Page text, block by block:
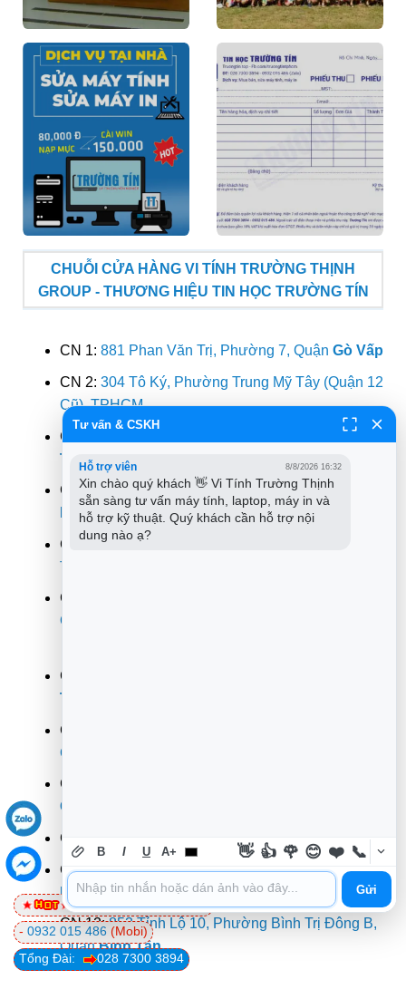
CHUỖI CỬA HÀNG VI TÍNH TRƯỜNG THỊNH
GROUP - THƯƠNG HIỆU TIN HỌC TRƯỜNG TÍN
CN 1: 881 Phan Văn Trị, Phường 7, Quận Gò Vấp
CN 2: 304 Tô Ký, Phường Trung Mỹ Tây (Quận 12
Cũ), TPHCM
CN 3:
383 Nguyễn Trọng Tuyển, Phường 2, Quận
Tân Bình
CN 4: 391 Cộng Hòa, Phường 13, QuậnTân
Bình
CN 5:415A Song Hành, Phường Trường Thọ,
Thành Phố
CN 6:
Quận
CN 7:
Thạnh
CN 8:
Quận
CN 9:
Quận 7
CN 10:
CN 11:142 Hoàng Văn Thụ, Phường 9, QuậnPhú
Nhuận
CN 12:853 Tỉnh Lộ 10, Phường Bình Trị Đông B,
QuậnBình Tân
Tổng Đài: 028 7300 3894
- 0932 015 486 (Mobi)
0981 81 32 72(Viettel)
Tư vấn & CSKH
Hỗ trợ viên 8/8/2026 16:32
Xin chào quý khách 👋 Vi Tính Trường Thịnh
sẵn sàng tư vấn máy tính, laptop, máy in và
hỗ trợ kỹ thuật. Quý khách cần hỗ trợ nội
dung nào ạ?
B I U A+ 👋 👍 🌹 😊 ❤️ 📞
Gửi